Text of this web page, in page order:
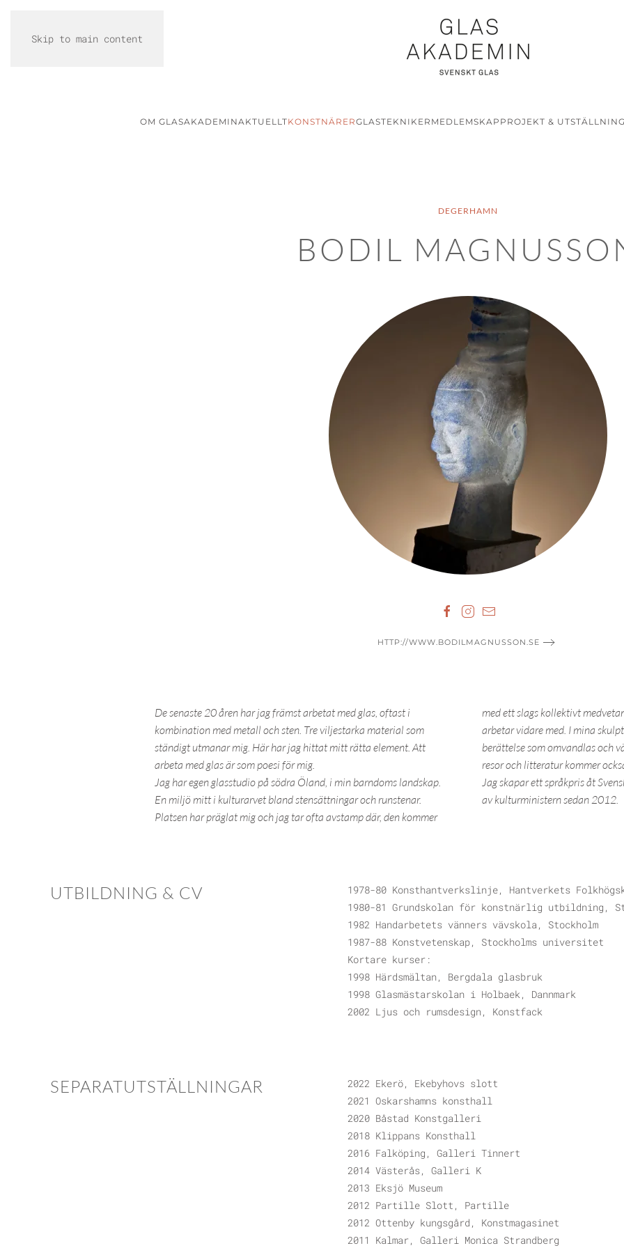
Skip to main content
OM GLASAKADEMINAKTUELLTKONSTNÄRERGLASTEKNIKER MEDLEMSKAP PROJEKT &
DEGERHAMN
BODIL
HTTP://WWW.BODILMAGNUSSON.SE
De senaste 20 åren har jag främst arbetat med glas, oftast i
kombination med metall och sten. Tre viljestarka material som
ständigt utmanar mig. Här har jag hittat mitt rätta element. Att
arbeta med glas är som poesi för mig.
Jag har egen glasstudio på södra Öland, i min barndoms landskap.
En miljö mitt i kulturarvet bland stensättningar och runstenar.
Platsen har präglat mig och jag tar ofta avstamp där, den kommer
med ett slags kollektivt
arbetar vidare med. I mina
berättelse som omvandlas och
resor och litteratur kommer
Jag skapar ett språkpris åt
av kulturministern sedan 2012.
UTBILDNING & CV
1978-80 Konsthantverkslinje, Hantverkets
1980-81 Grundskolan för konstnärlig utbildning,
1982 Handarbetets vänners vävskola, Stockholm
1987-88 Konstvetenskap, Stockholms universitet
Kortare kurser:
1998 Härdsmältan, Bergdala glasbruk
1998 Glasmästarskolan i Holbaek, Dannmark
2002 Ljus och rumsdesign, Konstfack
SEPARATUTSTÄLLNINGAR
2022 Ekerö, Ekebyhovs slott
2021 Oskarshamns konsthall
2020 Båstad Konstgalleri
2018 Klippans Konsthall
2016 Falköping, Galleri Tinnert
2014 Västerås, Galleri K
2013 Eksjö Museum
2012 Partille Slott, Partille
2012 Ottenby kungsgård, Konstmagasinet
2011 Kalmar, Galleri Monica Strandberg